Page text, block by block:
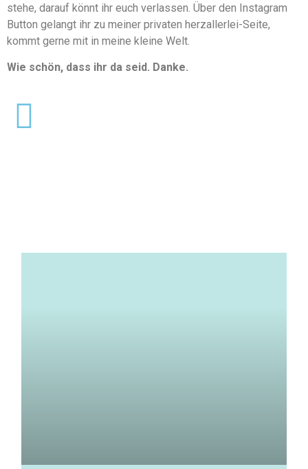
stehe, darauf könnt ihr euch verlassen. Über den Instagram
Button gelangt ihr zu meiner privaten herzallerlei-Seite,
kommt gerne mit in meine kleine Welt.
Wie schön, dass ihr da seid. Danke.